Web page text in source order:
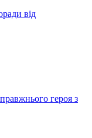
від
героя з